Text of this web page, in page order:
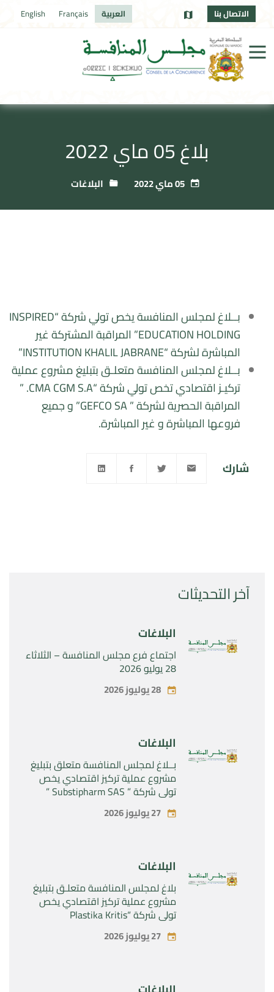
الاتصال بنا العربية Français
English
بلاغ 05 ماي 2022
05 ماي 2022 البلاغات
آخر التحديثات
البلاغات
اجتماع فرع مجلس المنافسة – الثلاثاء
28 يوليو 2026
28 يوليوز 2026
البلاغات
بــلاغ لمجلس المنافسة متعلق بتبليغ
مشروع عملية تركيز اقتصادي يخص
تولي شركة ” Substipharm SAS ”
المراقبة الحصرية للأصول والحقوق
المتعلقة بالمنتجين الصيدلانيين”
27 يوليوز 2026
البلاغات
بلاغ لمجلس المنافسة متعلـق بتبليغ
مشروع عملية تركيز اقتصادي يخص
تولي شركة “Plastika Kritis
SA”المراقبة الحصرية لشركة
“Naturplas Industrial SARL” 27 يوليوز 2026
بــلاغ لمجلس المنافسة يخص تولي شركة “INSPIRED
EDUCATION HOLDING” المراقبة المشتركة غير
المباشرة لشركة “INSTITUTION KHALIL JABRANE”
بــلاغ لمجلس المنافسة متعلـق بتبليغ مشروع عملية
تركيـز اقتصادي تخص تولي شركة “CMA CGM S.A. ”
المراقبة الحصرية لشركة ” GEFCO SA” و جميع
فروعها المباشرة و غير المباشرة.
شارك